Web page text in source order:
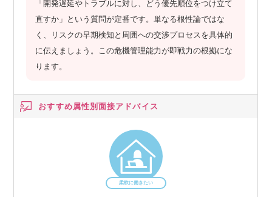
「開発遅延やトラブルに対し、どう優先順位をつけ立て
直すか」という質問が定番です。単なる根性論ではな
く、リスクの早期検知と周囲への交渉プロセスを具体的
に伝えましょう。この危機管理能力が即戦力の根拠にな
ります。
おすすめ属性別面接アドバイス
柔軟に働きたい